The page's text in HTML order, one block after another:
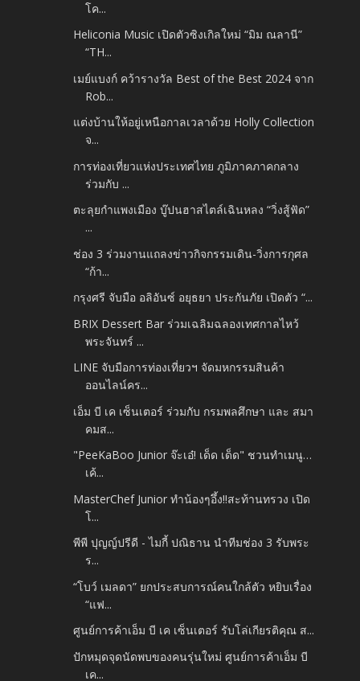
โค...
Heliconia Music เปิดตัวซิงเกิลใหม่ “มิม ณลานี”
“TH...
เมย์แบงก์ คว้ารางวัล Best of the Best 2024 จาก
Rob...
แต่งบ้านให้อยู่เหนือกาลเวลาด้วย Holly Collection
จ...
การท่องเที่ยวแห่งประเทศไทย ภูมิภาคภาคกลาง
ร่วมกับ ...
ตะลุยกำแพงเมือง บู๊ปนฮาสไตล์เฉินหลง “วิ่งสู้ฟัด”
...
ช่อง 3 ร่วมงานแถลงข่าวกิจกรรมเดิน-วิ่งการกุศล
“ก้า...
กรุงศรี จับมือ อลิอันซ์ อยุธยา ประกันภัย เปิดตัว “...
BRIX Dessert Bar ร่วมเฉลิมฉลองเทศกาลไหว้
พระจันทร์ ...
LINE จับมือการท่องเที่ยวฯ จัดมหกรรมสินค้า
ออนไลน์คร...
เอ็ม บี เค เซ็นเตอร์ ร่วมกับ กรมพลศึกษา และ สมา
คมส...
"PeeKaBoo Junior จ๊ะเอ๋! เด็ด เด็ด" ชวนทำเมนู…
เค้...
MasterChef Junior ทำน้องๆอึ้ง!!สะท้านทรวง เปิด
โ...
พีพี ปุญญ์ปรีดี - ไมกี้ ปณิธาน นำทีมช่อง 3 รับพระ
ร...
“โบว์ เมลดา” ยกประสบการณ์คนใกล้ตัว หยิบเรื่อง
“แฟ...
ศูนย์การค้าเอ็ม บี เค เซ็นเตอร์ รับโล่เกียรติคุณ ส...
ปักหมุดจุดนัดพบของคนรุ่นใหม่ ศูนย์การค้าเอ็ม บี
เค...